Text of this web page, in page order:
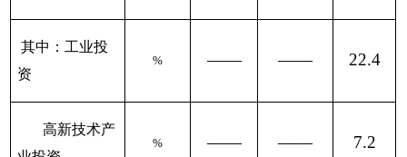
其中：工业投
资
% —— —— 22.4
高新技术产
% —— —— 7.2